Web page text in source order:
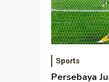
Sports
Persebaya